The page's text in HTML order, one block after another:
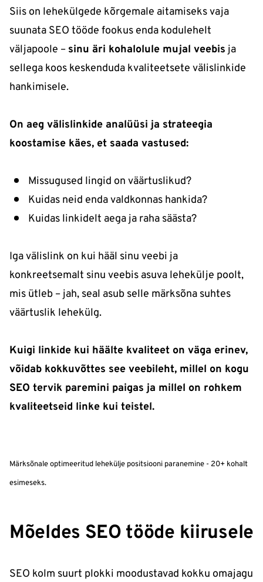
Siis on lehekülgede kõrgemale aitamiseks vaja
suunata SEO tööde fookus enda kodulehelt
väljapoole – sinu äri kohalolule mujal veebis ja
sellega koos keskenduda kvaliteetsete välislinkide
hankimisele.
On aeg välislinkide analüüsi ja strateegia
koostamise käes, et saada vastused:
Missugused lingid on väärtuslikud?
Kuidas neid enda valdkonnas hankida?
Kuidas linkidelt aega ja raha säästa?
Iga välislink on kui hääl sinu veebi ja
konkreetsemalt sinu veebis asuva lehekülje poolt,
mis ütleb – jah, seal asub selle märksõna suhtes
väärtuslik lehekülg.
Kuigi linkide kui häälte kvaliteet on väga erinev,
võidab kokkuvõttes see veebileht, millel on kogu
SEO tervik paremini paigas ja millel on rohkem
kvaliteetseid linke kui teistel.
Märksõnale optimeeritud lehekülje positsiooni paranemine - 20+ kohalt
esimeseks.
Mõeldes SEO tööde kiirusele
SEO kolm suurt plokki moodustavad kokku omajagu